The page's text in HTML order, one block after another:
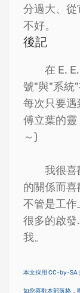
分過大、
不好。
後記
在 E. E.
號"與"系統"
每次只要
傅立葉的
～)
我很喜歡
的關係而喜
不管是工
很多的啟
我。
本文採用 CC-by-SA
如您喜歡本部落格，